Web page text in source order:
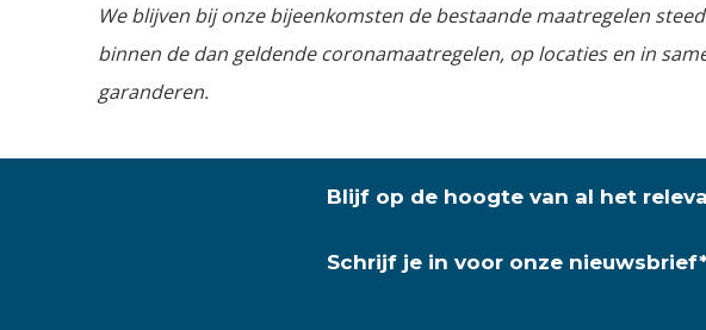
We blijven bij onze bijeenkomsten de bestaande maatregelen
binnen de dan geldende coronamaatregelen, op locaties en in
garanderen.
Blijf op de hoogte van al het
Schrijf je in voor onze nieuwsbrief